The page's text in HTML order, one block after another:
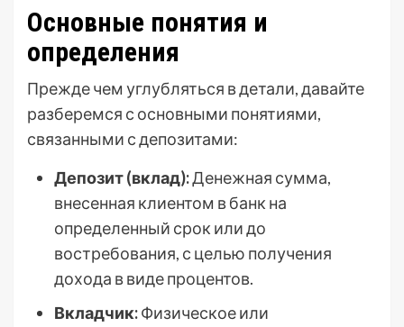
Основные понятия и
определения
Прежде чем углубляться в детали, давайте
разберемся с основными понятиями,
связанными с депозитами:
Депозит (вклад):Денежная сумма,
внесенная клиентом в банк на
определенный срок или до
востребования, с целью получения
дохода в виде процентов.
Вкладчик:Физическое или